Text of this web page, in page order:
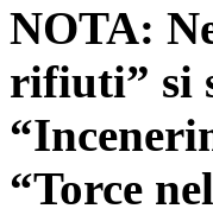
NOTA:
rifiuti” si
“Torce